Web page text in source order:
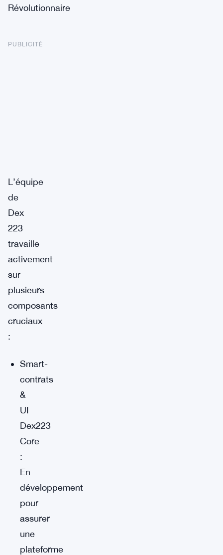
Révolutionnaire
PUBLICITÉ
L’équipe
de
Dex
223
travaille
activement
sur
plusieurs
composants
cruciaux
:
Smart-
contrats
&
UI
Dex223
Core
:
En
développement
pour
assurer
une
plateforme